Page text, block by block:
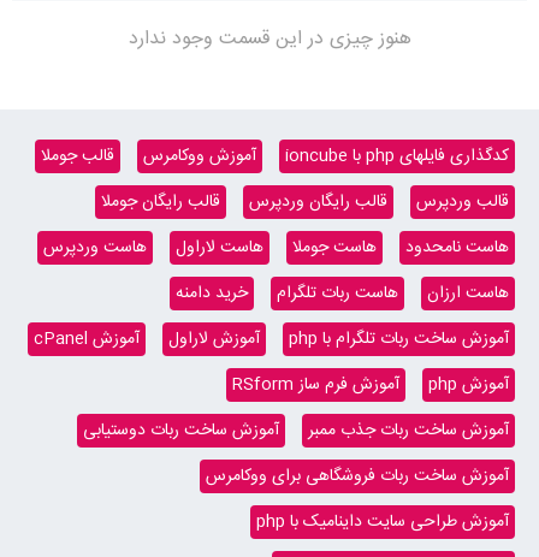
هنوز چیزی در این قسمت وجود ندارد
کدگذاری فایلهای php با ioncube آموزش ووکامرس
قالب جوملا
قالب وردپرس
قالب رایگان وردپرس
قالب رایگان جوملا
هاست نامحدود
هاست جوملا هاست لاراول
هاست وردپرس
هاست ارزان
هاست ربات تلگرام
خرید دامنه
آموزش ساخت ربات تلگرام با php
آموزش لاراول
آموزش cPanel
آموزش php
آموزش فرم ساز RSform
آموزش ساخت ربات جذب ممبر
آموزش ساخت ربات دوستیابی
آموزش ساخت ربات فروشگاهی برای ووکامرس
آموزش طراحی سایت داینامیک با php